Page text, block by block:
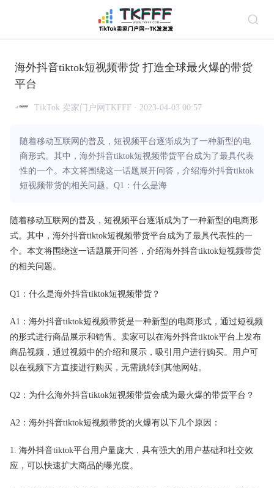
海外抖音tiktok短视频带货 打造全球最火爆的带货
平台
TikTok 卖家门户网TKFFF · 2023-04-03 00:57
随着移动互联网的普及，短视频平台逐渐成为了一种新型的电
商形式。其中，海外抖音tiktok短视频带货平台成为了最具代表
性的一个。本文将围绕这一话题展开问答，介绍海外抖音tiktok
短视频带货的相关问题。Q1：什么是海
随着移动互联网的普及，短视频平台逐渐成为了一种新型的电商形
式。其中，海外抖音tiktok短视频带货平台成为了最具代表性的一
个。本文将围绕这一话题展开问答，介绍海外抖音tiktok短视频带货
的相关问题。
Q1：什么是海外抖音tiktok短视频带货？
A1：海外抖音tiktok短视频带货是一种新型的电商形式，通过短视频
的形式进行商品展示和销售。卖家可以在海外抖音tiktok平台上发布
商品视频，通过视频中的介绍和展示，吸引用户进行购买。用户可
以在视频下方直接进行购买，无需跳转到其他网站。
Q2：为什么海外抖音tiktok短视频带货会成为最火爆的带货平台？
A2：海外抖音tiktok短视频带货的火爆有以下几个原因：
1. 海外抖音tiktok平台用户量庞大，具有强大的用户基础和社交效
应，可以快速扩大商品的曝光度。